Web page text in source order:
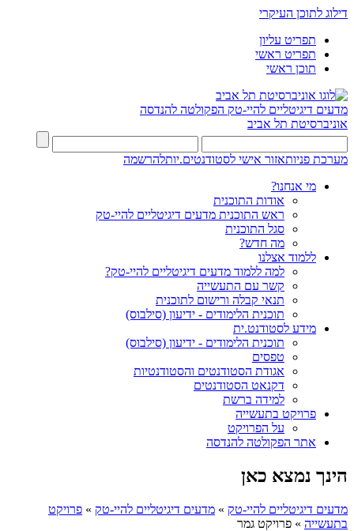
דילוג לתוכן העיקרי
תפריט עליון
תפריט ראשי
תוכן ראשי
מדעים דיגיטליים להיי-טק הפקולטה להנדסה
אוניברסיטת תל אביב
מערכת פניותאזור אישי לסטודנטים.יותלהרשמה
מי אנחנו?
אודות התוכנית
ראש התוכנית מדעים דיגיטליים להיי-טק
סגל התוכנית
מה חדש?
ללמוד אצלנו
למה ללמוד מדעים דיגיטליים להיי-טק?
קשר עם התעשייה
תנאי קבלה ורישום לתוכנית
תוכנית הלימודים - ידיעון (סילבוס)
מידע לסטודנט.ית
תוכנית הלימודים - ידיעון (סילבוס)
טפסים
אגודת הסטודנטים והסטודנטיות
דקנאט הסטודנטים
למידה ברשת
פרויקט בתעשייה
על הפרויקט
אתר הפקולטה להנדסה
הינך נמצא כאן
מדעים דיגיטליים להיי-טק » מדעים דיגיטליים להיי-טק » פרויקט
בתעשייה » פרויקט גמר